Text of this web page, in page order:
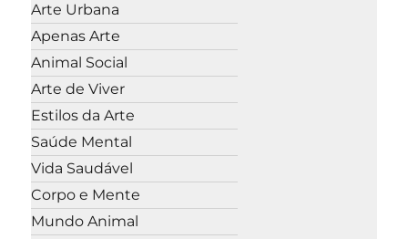
Arte Urbana
Apenas Arte
Animal Social
Arte de Viver
Estilos da Arte
Saúde Mental
Vida Saudável
Corpo e Mente
Mundo Animal